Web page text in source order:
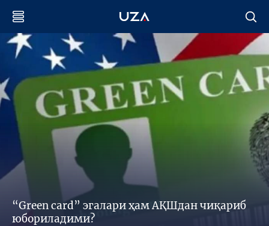
“Green card” эгалари ҳам АҚШдан чиқариб
юбориладими?